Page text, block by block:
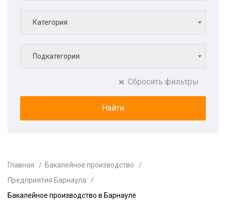
Категория
Подкатегория
Сбросить фильтры
Главная
Бакалейное производство
Предприятия Барнаула
Бакалейное производство в Барнауле